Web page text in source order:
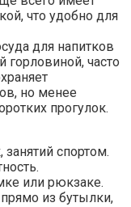
что удобно для
для напитков
часто
но менее
прогулок.
спортом.
или рюкзаке.
из бутылки,